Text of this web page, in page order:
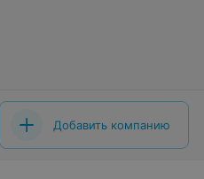
Добавить компанию